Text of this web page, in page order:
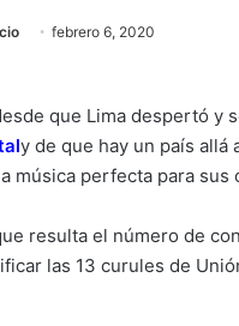
febrero 6, 2020
que Lima despertó y
y de que hay un país allá
música perfecta para sus
resulta el número de
las 13 curules de